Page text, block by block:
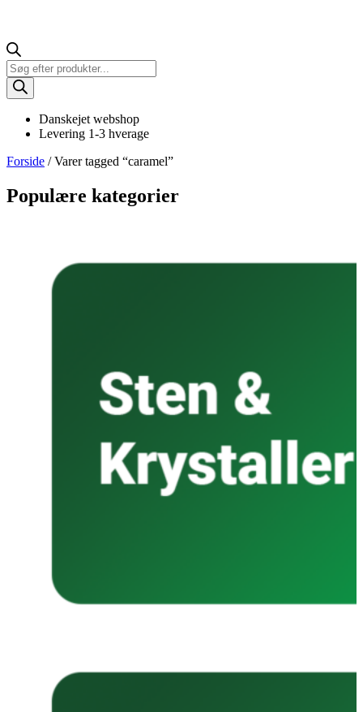
Products
search
Danskejet webshop
Levering 1-3 hverage
Forside / Varer tagged “caramel”
Populære kategorier